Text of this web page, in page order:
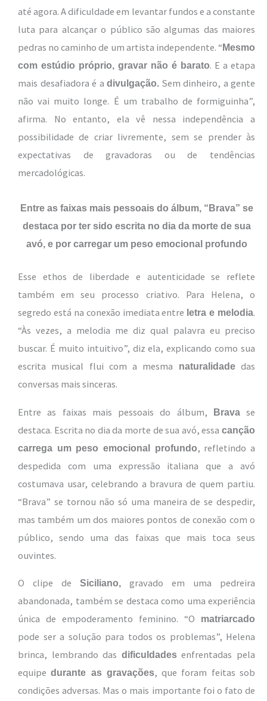
até agora. A dificuldade em levantar fundos e a constante
luta para alcançar o público são algumas das maiores
pedras no caminho de um artista independente. “Mesmo
com estúdio próprio, gravar não é barato. E a etapa
mais desafiadora é a divulgação. Sem dinheiro, a gente
não vai muito longe. É um trabalho de formiguinha”,
afirma. No entanto, ela vê nessa independência a
possibilidade de criar livremente, sem se prender às
expectativas de gravadoras ou de tendências
mercadológicas.
Entre as faixas mais pessoais do álbum, “Brava” se
destaca por ter sido escrita no dia da morte de sua
avó, e por carregar um peso emocional profundo
Esse ethos de liberdade e autenticidade se reflete
também em seu processo criativo. Para Helena, o
segredo está na conexão imediata entre letra e melodia.
“Às vezes, a melodia me diz qual palavra eu preciso
buscar. É muito intuitivo”, diz ela, explicando como sua
escrita musical flui com a mesma
naturalidadedas
conversas mais sinceras.
Entre as faixas mais pessoais do álbum, Bravase
destaca. Escrita no dia da morte de sua avó, essa canção
carrega um peso emocional profundo, refletindo a
despedida com uma expressão italiana que a avó
costumava usar, celebrando a bravura de quem partiu.
“Brava” se tornou não só uma maneira de se despedir,
mas também um dos maiores pontos de conexão com o
público, sendo uma das faixas que mais toca seus
ouvintes.
O clipe de Siciliano, gravado em uma pedreira
abandonada, também se destaca como uma experiência
única de empoderamento feminino. “O
matriarcado
pode ser a solução para todos os problemas”, Helena
brinca, lembrando das dificuldadesenfrentadas pela
equipedurante as gravações, que foram feitas sob
condições adversas. Mas o mais importante foi o fato de